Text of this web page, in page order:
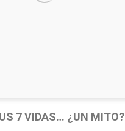
7 VIDAS… ¿UN MITO?